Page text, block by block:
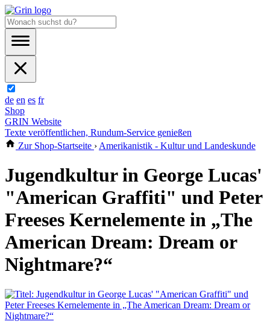
de en es fr
Shop
GRIN Website
Texte veröffentlichen, Rundum-Service genießen
Zur Shop-Startseite › Amerikanistik - Kultur und Landeskunde
Jugendkultur in George Lucas'
"American Graffiti" und Peter
Freeses Kernelemente in „The
American Dream: Dream or
Nightmare?“